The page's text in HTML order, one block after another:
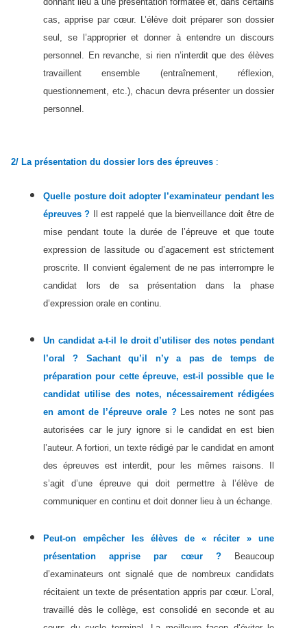
cas, apprise par cœur. L’élève doit préparer son dossier
seul, se l’approprier et donner à entendre un discours
personnel. En revanche, si rien n’interdit que des élèves
travaillent ensemble (entraînement, réflexion,
questionnement, etc.), chacun devra présenter un dossier
personnel.
2/ La présentation du dossier lors des épreuves :
Quelle posture doit adopter l’examinateur pendant les
épreuves ? Il est rappelé que la bienveillance doit être de
mise pendant toute la durée de l’épreuve et que toute
expression de lassitude ou d’agacement est strictement
proscrite. Il convient également de ne pas interrompre le
candidat lors de sa présentation dans la phase
d’expression orale en continu.
Un candidat a-t-il le droit d’utiliser des notes pendant
l’oral ? Sachant qu’il n’y a pas de temps de
préparation pour cette épreuve, est-il possible que le
candidat utilise des notes, nécessairement rédigées
en amont de l’épreuve orale ? Les notes ne sont pas
autorisées car le jury ignore si le candidat en est bien
l’auteur. A fortiori, un texte rédigé par le candidat en amont
des épreuves est interdit, pour les mêmes raisons. Il
s’agit d’une épreuve qui doit permettre à l’élève de
communiquer en continu et doit donner lieu à un échange.
Peut-on empêcher les élèves de « réciter » une
présentation apprise par cœur ? Beaucoup
d’examinateurs ont signalé que de nombreux candidats
récitaient un texte de présentation appris par cœur. L’oral,
travaillé dès le collège, est consolidé en seconde et au